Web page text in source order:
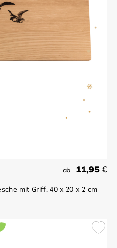
ab 11,95 €
mit Griff, 40 x 20 x 2 cm